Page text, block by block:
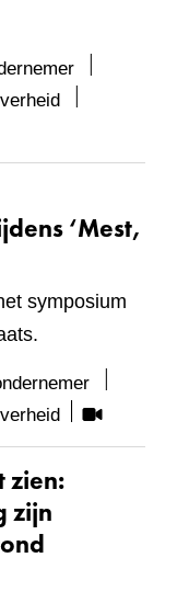
‘Mest,
symposium
Bevat
visueel
element:
zien:
zijn